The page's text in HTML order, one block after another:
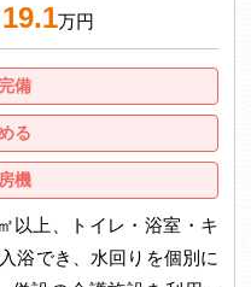
19.1万円
備
る
機
以上、トイレ・浴室・キ
浴でき、水回りを個別に